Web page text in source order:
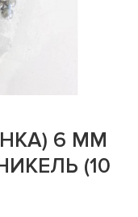
6 ММ
(10